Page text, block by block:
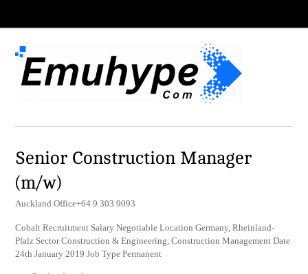
Senior Construction Manager
(m/w)
Auckland Office+64 9 303 9093
Cobalt Recruitment Salary Negotiable Location Germany, Rheinland-
Pfalz Sector Construction & Engineering, Construction Management Date
24th January 2019 Job Type Permanent